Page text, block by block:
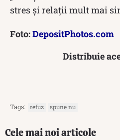
stres și relații mult mai
Foto:DepositPhotos.com
Distribuie
Tags: refuz spune nu
Cele mai noi articole